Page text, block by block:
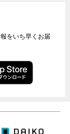
をいち早くお届